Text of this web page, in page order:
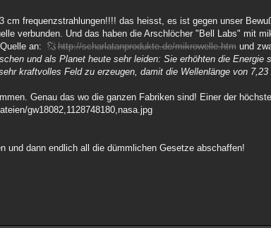
cm frequenzstrahlungen!!!! das heisst, es ist gegen unser
verbunden. Und das haben die Arschlöcher "Bell Labs" mit
an:
http://scharlatanprodukte.de/mikrowelle.htmund
und als Planet heute sehr leiden: Sie erhöhten die Energie
kraftvolles Feld zu erzeugen, damit die Wellenlänge von
Genau das wo die ganzen Fabriken sind! Einer der
gw18082,1128748180,nasa.jpg
und dann endlich all die dümmlichen Gesetze abschaffen!